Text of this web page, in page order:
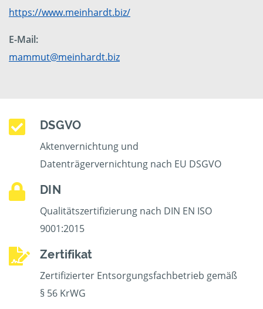
https://www.meinhardt.biz/
E-Mail:
mammut@meinhardt.biz
DSGVO
Aktenvernichtung und
Datenträgervernichtung nach EU DSGVO
DIN
Qualitätszertifizierung nach DIN EN ISO
9001:2015
Zertifikat
Zertifizierter Entsorgungsfachbetrieb gemäß
§ 56 KrWG